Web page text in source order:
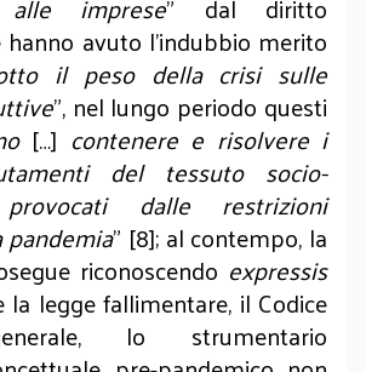
avuto l’indubbio merito
il peso della crisi sulle
”, nel lungo periodo questi
[…] contenere e risolvere i
del tessuto socio-
dalle restrizioni
” [8]; al contempo, la
riconoscendo expressis
legge fallimentare, il Codice
lo strumentario